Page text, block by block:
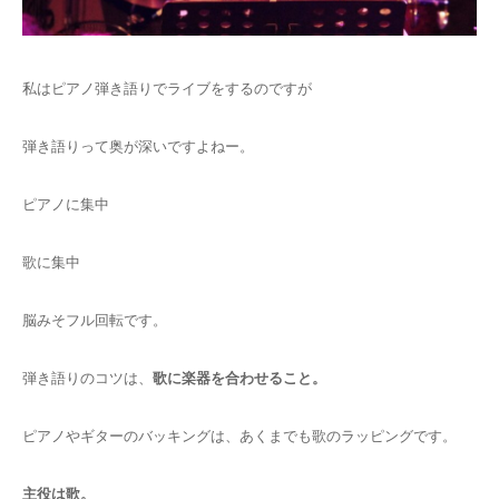
私はピアノ弾き語りでライブをするのですが
弾き語りって奥が深いですよねー。
ピアノに集中
歌に集中
脳みそフル回転です。
弾き語りのコツは、 歌に楽器を合わせること。
ピアノやギターのバッキングは、あくまでも歌のラッピングです。
主役は歌。